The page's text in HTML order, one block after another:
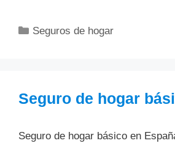
Categorías
Seguros de hogar
Seguro de hogar
Seguro de hogar básico en